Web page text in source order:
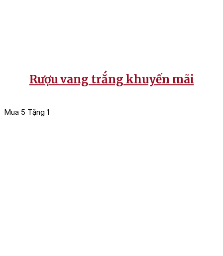
Rượu vang trắng khuyến mãi
Mua 5 Tặng 1